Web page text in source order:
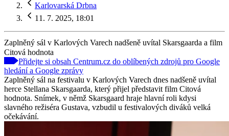
Karlovarská Drbna
11. 7. 2025, 18:01
Zaplněný sál v Karlových Varech nadšeně uvítal Skarsgaarda a film
Citová hodnota
Přidejte si obsah Centrum.cz do oblíbených zdrojů pro Google
hledání a Google zprávy
Zaplněný sál na festivalu v Karlových Varech dnes nadšeně uvítal
herce Stellana Skarsgaarda, který přijel představit film Citová
hodnota. Snímek, v němž Skarsgaard hraje hlavní roli kdysi
slavného režiséra Gustava, vzbudil u festivalových diváků velká
očekávání.